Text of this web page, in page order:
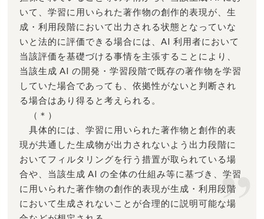
いて、学習に用いられた著作物の創作的表現が、生
成・利用段階において出力される状態となっていな
いと法的に評価できる場合には、AI 利用者において
当該評価を基礎づける事情を主張することにより、
当該生成 AI の開発・学習段階で既存の著作物を学習
していた場合であっても、依拠性がないと判断され
る場合はあり得ると考えられる。
（＊）
具体的には、学習に用いられた著作物と創作的表
現が共通した生成物が出力されないよう出力段階に
おいてフィルタリングを行う措置が取られている場
合や、当該生成 AI の全体の仕組み等に基づき、学習
に用いられた著作物の創作的表現が生成・利用段階
において生成されないことが合理的に説明可能な場